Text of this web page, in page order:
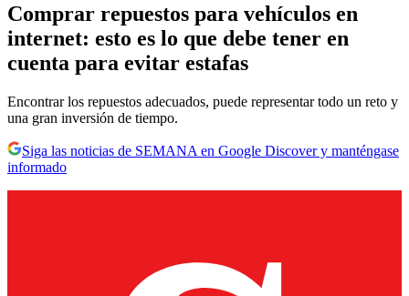
Comprar repuestos para vehículos en
internet: esto es lo que debe tener en
cuenta para evitar estafas
Encontrar los repuestos adecuados, puede representar todo un reto y
una gran inversión de tiempo.
Siga las noticias de SEMANA en Google Discover y manténgase
informado